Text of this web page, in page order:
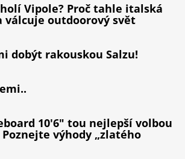
Vipole? Proč tahle italská
válcuje outdoorový svět
dobýt rakouskou Salzu!
10'6" tou nejlepší volbou
výhody „zlatého